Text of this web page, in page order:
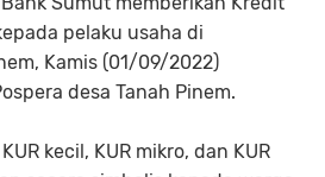
pelaku usaha di
Kamis (01/09/2022)
desa Tanah Pinem.
kecil, KUR mikro, dan KUR